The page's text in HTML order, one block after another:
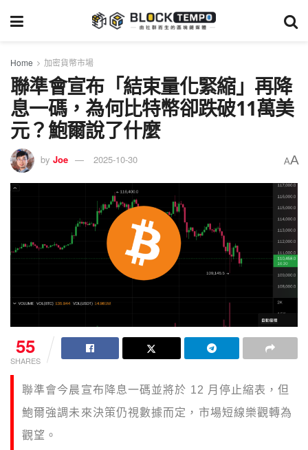
Home 加密貨幣市場
聯準會宣布「結束量化緊縮」再降
息一碼，為何比特幣卻跌破11萬美
元？鮑爾說了什麼
by Joe 2025-10-30 AA
55
SHARES
聯準會今晨宣布降息一碼並將於 12 月停止縮表，但
鮑爾強調未來決策仍視數據而定，市場短線樂觀轉為
觀望。